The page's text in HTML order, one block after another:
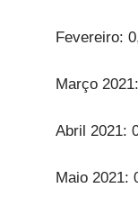
Fevereiro:
Março
Abril 2021:
Maio 2021: